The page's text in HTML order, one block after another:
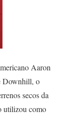
Aaron
Downhill, o
secos da
utilizou como